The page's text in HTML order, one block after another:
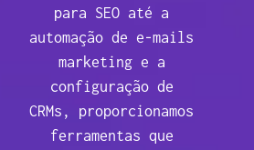
para SEO até a
automação de e-mails
marketing e a
configuração de
CRMs, proporcionamos
ferramentas que